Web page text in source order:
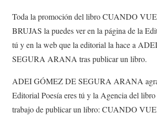
Toda la promoción del libro CUANDO
BRUJAS la puedes ver en la página de la
tú y en la web que la editorial la hace a
SEGURA ARANA tras publicar un libro.
ADEI GÓMEZ DE SEGURA ARANA
Editorial Poesía eres tú y la Agencia del
trabajo de publicar un libro: CUANDO